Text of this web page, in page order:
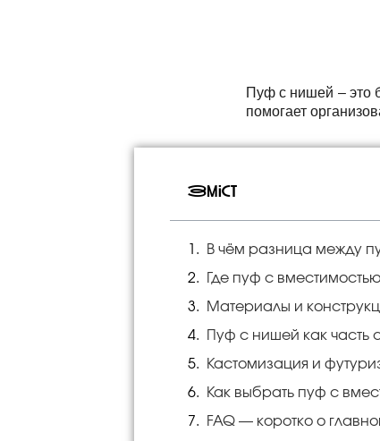
Пуф с нишей – это
помогает
Зміст
В чём разница между
Где пуф с
Материалы и
Пуф с нишей как часть
Кастомизация и
Как выбрать пуф с
FAQ — коротко о